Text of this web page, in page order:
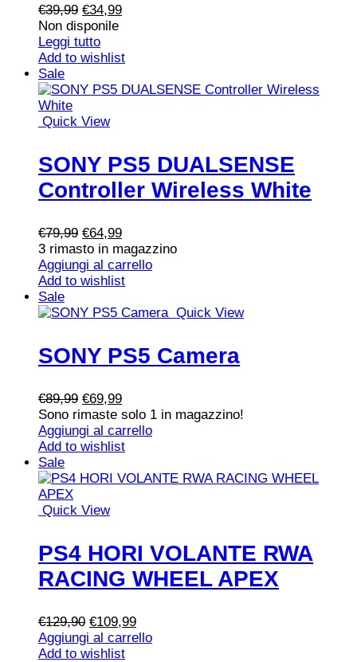
€39,99 Il
prezzo
originale
era:
€34,99Il
è:
Non disponile
Leggi tutto
Add to wishlist
Sale
Quick View
SONY PS5 DUALSENSE
Controller Wireless White
€79,99 Il
prezzo
originale
era:
€64,99Il
prezzo
attuale
è:
3 rimasto in magazzino
Aggiungi al carrello
Add to wishlist
Sale
Quick View
SONY PS5 Camera
€89,99 Il
prezzo
originale
era:
€69,99Il
prezzo
attuale
è:
Sono rimaste solo 1 in magazzino!
Aggiungi al carrello
Add to wishlist
Sale
Quick View
PS4 HORI VOLANTE RWA
RACING WHEEL APEX
€129,90 Il
prezzo
originale
€109,99Il
prezzo
Aggiungi al carrello
Add to wishlist